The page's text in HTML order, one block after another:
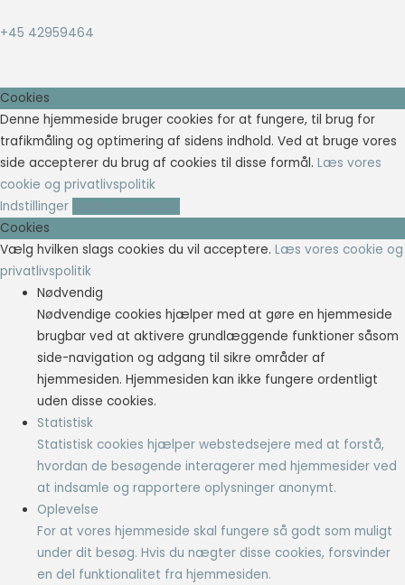
+45 42959464
Cookies
Denne hjemmeside bruger cookies for at fungere, til brug for
trafikmåling og optimering af sidens indhold. Ved at bruge vores
side accepterer du brug af cookies til disse formål. Læs vores
cookie og privatlivspolitik
Indstillinger
Cookies
Vælg hvilken slags cookies du vil acceptere. Læs vores cookie og
privatlivspolitik
Nødvendig
Nødvendige cookies hjælper med at gøre en hjemmeside
brugbar ved at aktivere grundlæggende funktioner såsom
side-navigation og adgang til sikre områder af
hjemmesiden. Hjemmesiden kan ikke fungere ordentligt
uden disse cookies.
Statistisk
Statistisk cookies hjælper webstedsejere med at forstå,
hvordan de besøgende interagerer med hjemmesider ved
at indsamle og rapportere oplysninger anonymt.
Oplevelse
For at vores hjemmeside skal fungere så godt som muligt
under dit besøg. Hvis du nægter disse cookies, forsvinder
en del funktionalitet fra hjemmesiden.